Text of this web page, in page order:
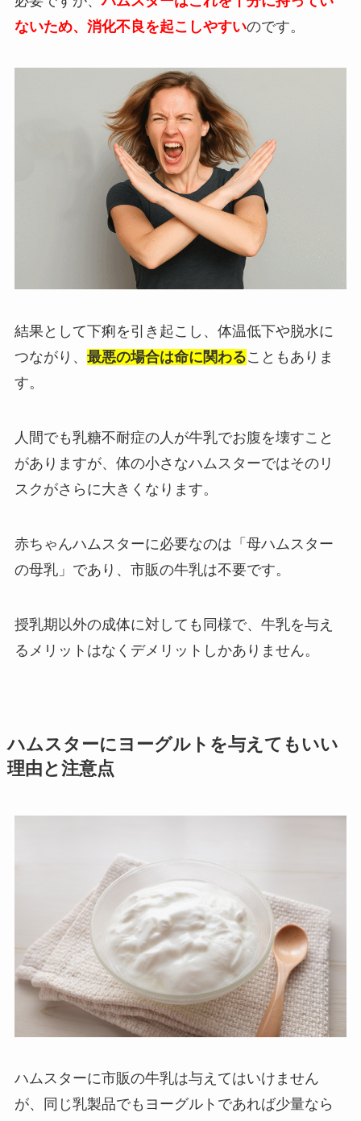
ないため、消化不良を起こしやすいのです。
結果として下痢を引き起こし、体温低下や脱水に
つながり、 最悪の場合は命に関わることもありま
す。
人間でも乳糖不耐症の人が牛乳でお腹を壊すこと
がありますが、体の小さなハムスターではそのリ
スクがさらに大きくなります。
赤ちゃんハムスターに必要なのは「母ハムスター
の母乳」であり、市販の牛乳は不要です。
授乳期以外の成体に対しても同様で、牛乳を与え
るメリットはなくデメリットしかありません。
ハムスターにヨーグルトを与えてもいい
理由と注意点
ハムスターに市販の牛乳は与えてはいけません
が、同じ乳製品でもヨーグルトであれば少量なら